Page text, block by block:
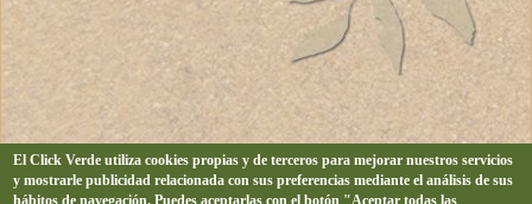
El Click Verde utiliza cookies propias y de terceros para mejorar nuestros servicios
y mostrarle publicidad relacionada con sus preferencias mediante el análisis de sus
hábitos de navegación. Puedes aceptarlas con el botón "Aceptar todas las